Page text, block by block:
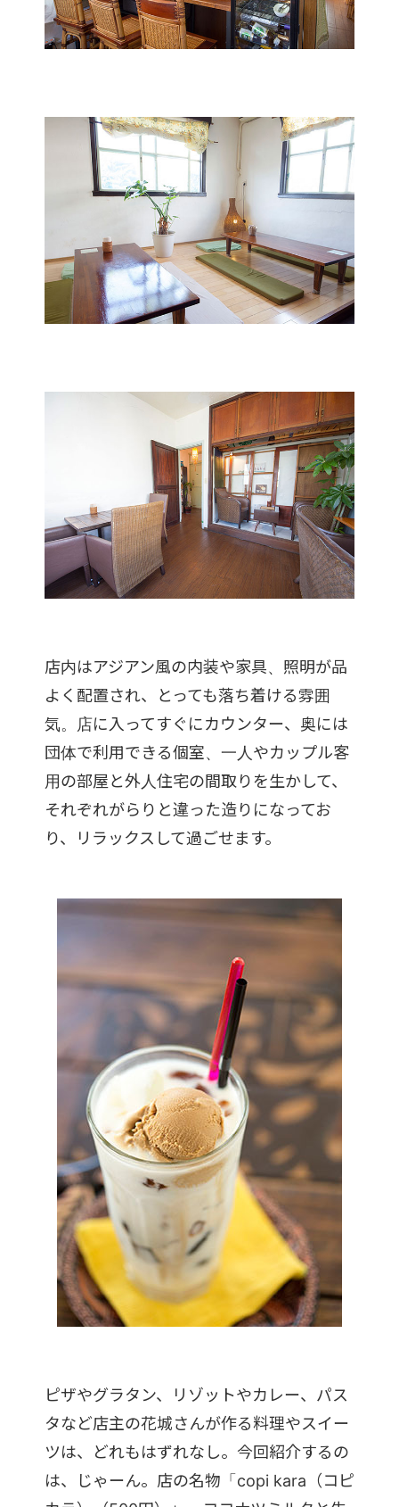
店内はアジアン風の内装や家具、照明が品
よく配置され、とっても落ち着ける雰囲
気。店に入ってすぐにカウンター、奥には
団体で利用できる個室、一人やカップル客
用の部屋と外人住宅の間取りを生かして、
それぞれがらりと違った造りになってお
り、リラックスして過ごせます。
ピザやグラタン、リゾットやカレー、パス
タなど店主の花城さんが作る料理やスイー
ツは、どれもはずれなし。今回紹介するの
は、じゃーん。店の名物「copi kara（コピ